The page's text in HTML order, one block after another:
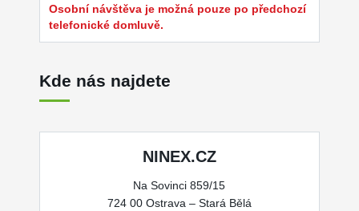
Osobní návštěva je možná pouze po předchozí
telefonické domluvě.
Kde nás najdete
NINEX.CZ
Na Sovinci 859/15
724 00 Ostrava – Stará Bělá